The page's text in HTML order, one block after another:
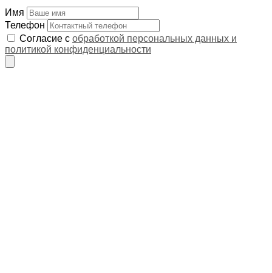
Имя
Телефон
Согласие с обработкой персональных данных и
политикой конфиденциальности